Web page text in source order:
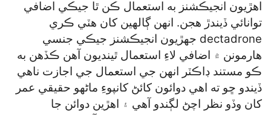
اهڙيون انجيڪشنز به استعمال ڪن ٿا جيڪي اضافي
توانائي ڏيندڙ هجن. انهن ڳالهين کان هٽي ڪري
dectadrone جهڙيون انجيڪشنز جيڪي جنسي
هارمونن ۾ اضافي لاءِ استعمال ٿينديون آهن ڪڏهن به
ڪو مستند ڊاڪٽر انهن جي استعمال جي اجازت ناهي
ڏيندو ڇو ته اهي دوائون کائڻ کانپوءِ ماڻهو حقيقي عمر
کان وڏو نظر اچڻ لڳندو آهي ۽ اهڙين دوائن جا